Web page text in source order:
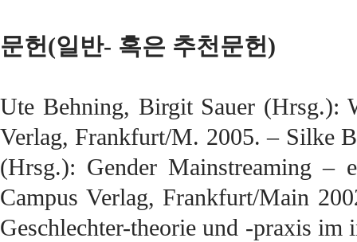
문헌(일반- 혹은 추천문헌)
Ute Behning, Birgit Sauer (Hrsg.):
Verlag, Frankfurt/M. 2005. – Silke
(Hrsg.): Gender Mainstreaming –
Campus Verlag, Frankfurt/Main
Geschlechter-theorie und -praxis